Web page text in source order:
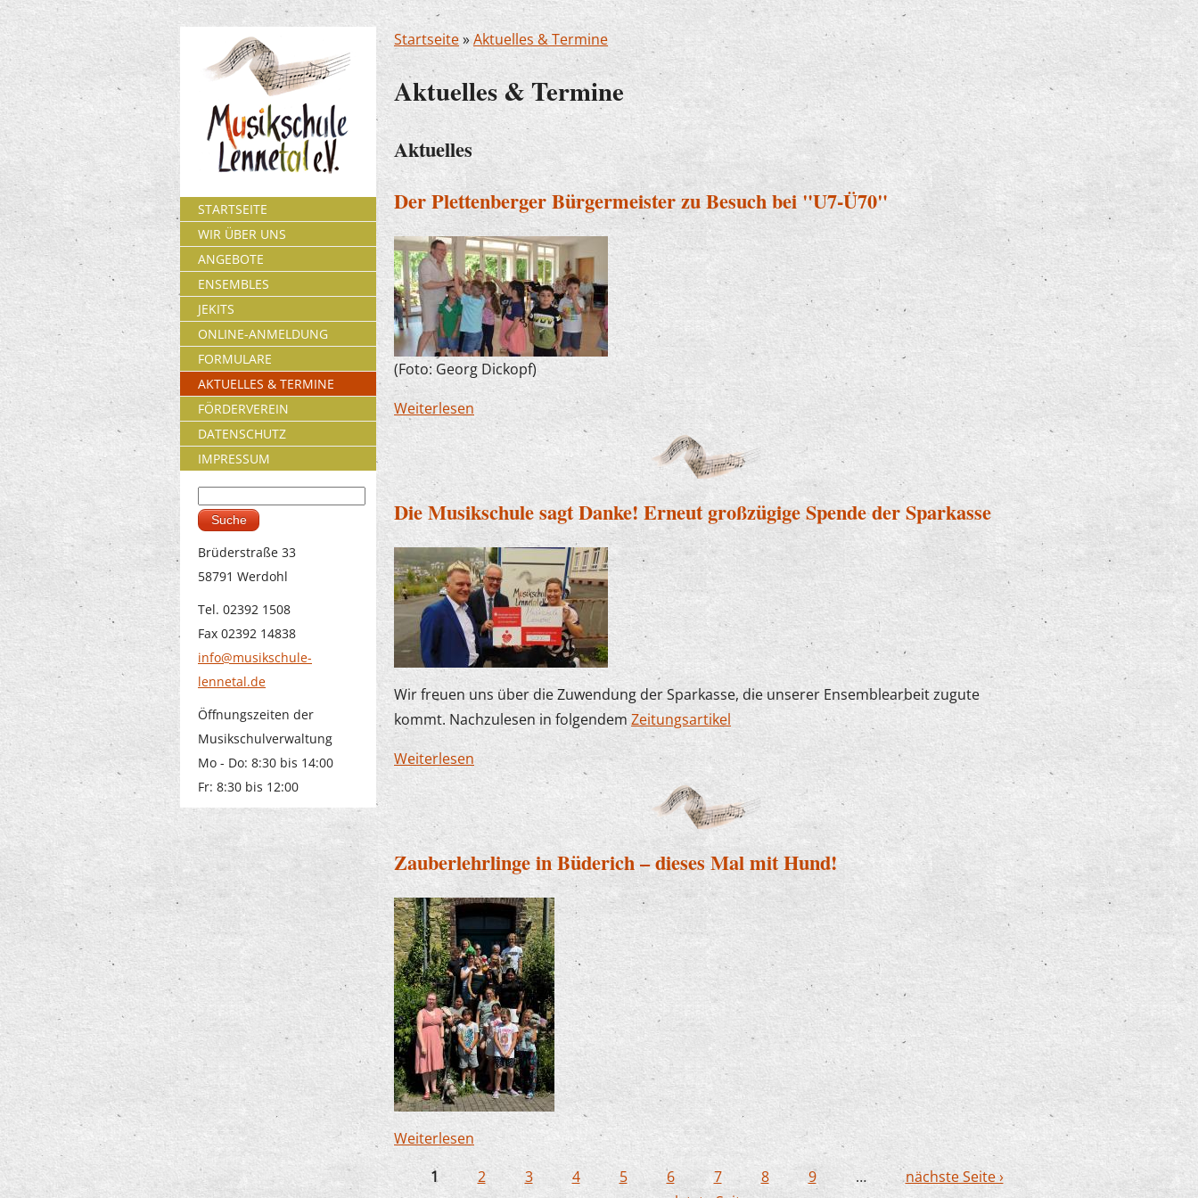
Startseite»Aktuelles & Termine
Aktuelles & Termine
Aktuelles
Der Plettenberger Bürgermeister zu Besuch bei "U7-Ü70"
(Foto: Georg Dickopf)
Weiterlesenüber Der Plettenberger Bürgermeister zu Besuch bei "U7-Ü70"
Die Musikschule sagt Danke! Erneut großzügige Spende der Sparkasse
Wir freuen uns über die Zuwendung der Sparkasse, die unserer Ensemblearbeit zugute
kommt. Nachzulesen in folgendem Zeitungsartikel
Weiterlesen über Die Musikschule sagt Danke! Erneut großzügige Spende der Sparkasse
Zauberlehrlinge in Büderich – dieses Mal mit Hund!
Weiterlesen über Zauberlehrlinge in Büderich – dieses Mal mit Hund!
1 2 3 4 5 6 7 8 9 …
nächste Seite ›
STARTSEITE
WIR ÜBER UNS
ANGEBOTE
ENSEMBLES
JEKITS
ONLINE-ANMELDUNG
FORMULARE
AKTUELLES & TERMINE
FÖRDERVEREIN
DATENSCHUTZ
IMPRESSUM
Suchformular
Brüderstraße 33
58791 Werdohl
Tel. 02392 1508
Fax 02392 14838
info@musikschule-
lennetal.de
Öffnungszeiten der
Musikschulverwaltung
Mo - Do: 8:30 bis 14:00
Fr: 8:30 bis 12:00